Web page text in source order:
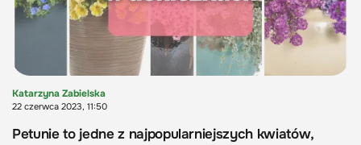
Katarzyna Zabielska
22 czerwca 2023, 11:50
Petunie to jedne z najpopularniejszych kwiatów,